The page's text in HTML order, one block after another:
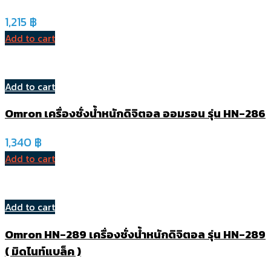
1,215 ฿
Add to cart
Add to cart
Omron เครื่องชั่งน้ำหนักดิจิตอล ออมรอน รุ่น HN-286
1,340 ฿
Add to cart
Add to cart
Omron HN-289 เครื่องชั่งน้ำหนักดิจิตอล รุ่น HN-289
( มิดไนท์แบล็ค )